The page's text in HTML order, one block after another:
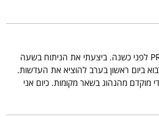
שלום ד"ר סלומון עברתי ניתוח PRK לפני כשנה. ביצעתי את הניתוח בשעה
ביום ראשון בערב להוציא את העדשות.
מוקדם מהנהוג בשאר מקומות. כיום אני